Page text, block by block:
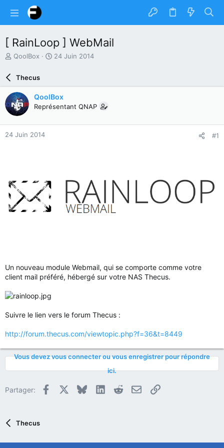
[ RainLoop ] WebMail
A
u
r
d
u
s
u
QoolBox
D
e
d
b
24 Juin 2014
Thecus
QoolBox
Représentant QNAP
24 Juin 2014 #1
Un nouveau module Webmail, qui se comporte comme votre
client mail préféré, hébergé sur votre NAS Thecus.
Suivre le lien vers le forum Thecus :
http://forum.thecus.com/viewtopic.php?f=36&t=8449
Vous devez vous connecter ou vous enregistrer pour répondre
ici.
Partager: Facebook BlueskyLinkedInRedditE-mailLien
Thecus